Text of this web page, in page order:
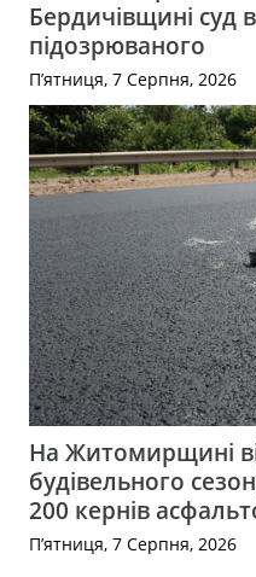
Бердичівщині суд
підозрюваного
П’ятниця, 7 Серпня, 2026
На Житомирщині
будівельного
200 кернів
П’ятниця, 7 Серпня, 2026